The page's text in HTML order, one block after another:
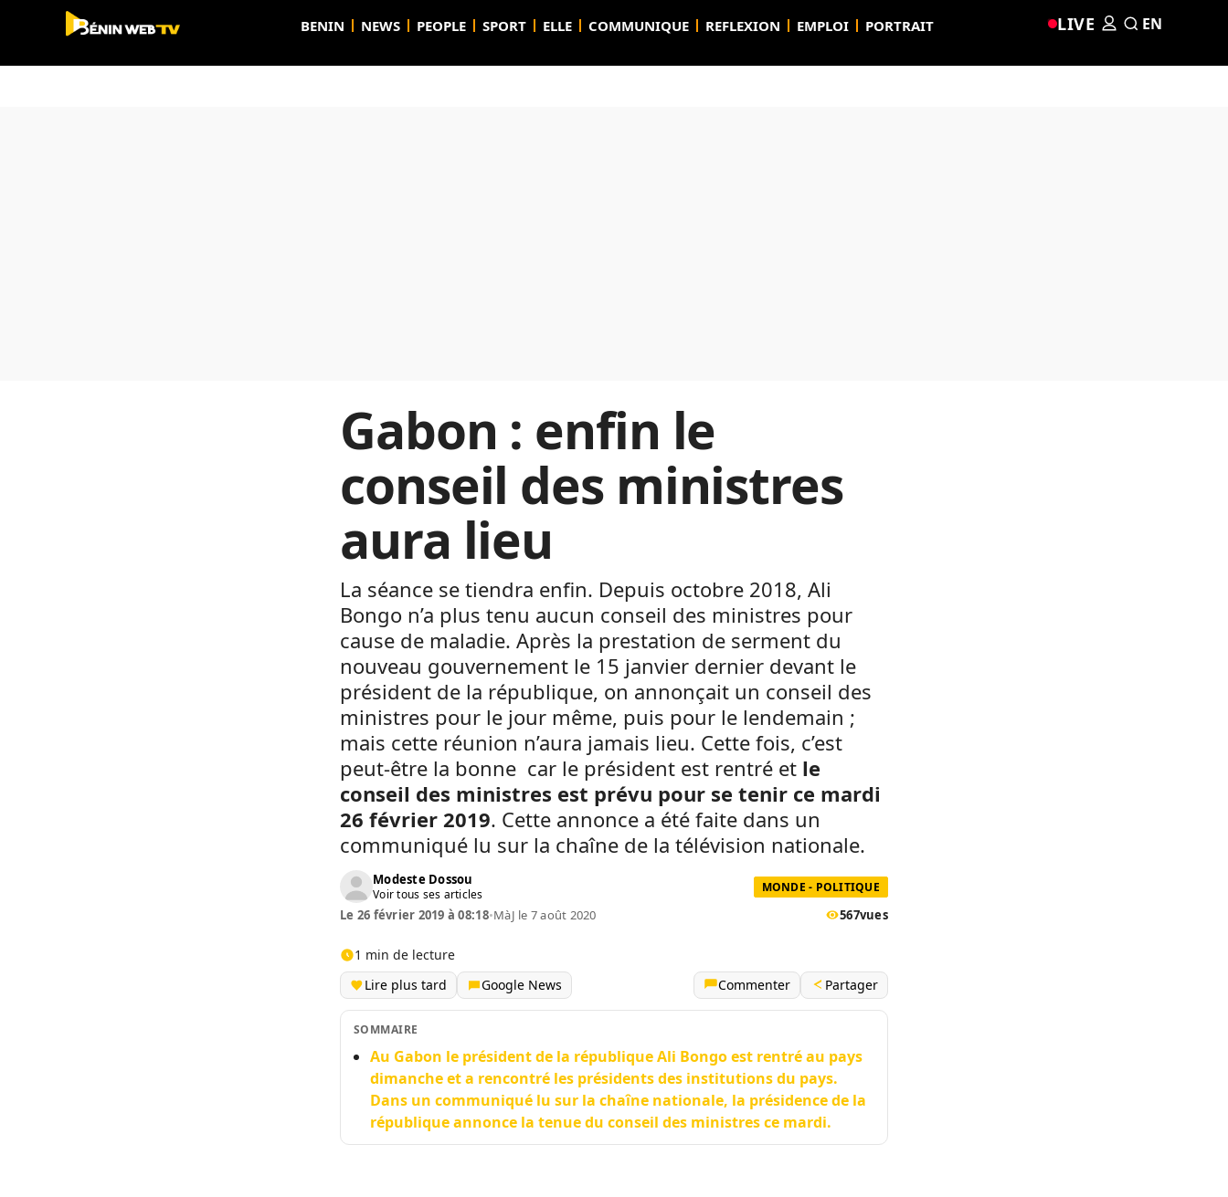
BENIN NEWS PEOPLE SPORT ELLE COMMUNIQUE REFLEXION EMPLOI PORTRAIT LIVE EN
Gabon : enfin le
conseil des ministres
aura lieu
La séance se tiendra enfin. Depuis octobre 2018, Ali
Bongo n’a plus tenu aucun conseil des ministres pour
cause de maladie. Après la prestation de serment du
nouveau gouvernement le 15 janvier dernier devant le
président de la république, on annonçait un conseil des
ministres pour le jour même, puis pour le lendemain ;
mais cette réunion n’aura jamais lieu. Cette fois, c’est
peut-être la bonne car le président est rentré et le
conseil des ministres est prévu pour se tenir ce mardi
26 février 2019. Cette annonce a été faite dans un
communiqué lu sur la chaîne de la télévision nationale.
Modeste Dossou
Voir tous ses articles MONDE - POLITIQUE
Le 26 février 2019 à 08:18•MàJ le 7 août 2020 567vues
1 min de lecture
Lire plus tard
Google News Commenter Partager
SOMMAIRE
Au Gabon le président de la république Ali Bongo est rentré au pays
dimanche et a rencontré les présidents des institutions du pays.
Dans un communiqué lu sur la chaîne nationale, la présidence de la
république annonce la tenue du conseil des ministres ce mardi.